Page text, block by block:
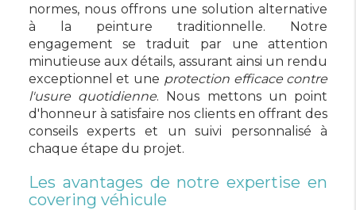
normes, nous offrons une solution alternative
à la peinture traditionnelle. Notre
engagement se traduit par une attention
minutieuse aux détails, assurant ainsi un rendu
exceptionnel et une protection efficace contre
l'usure quotidienne. Nous mettons un point
d'honneur à satisfaire nos clients en offrant des
conseils experts et un suivi personnalisé à
chaque étape du projet.
Les avantages de notre expertise en
covering véhicule